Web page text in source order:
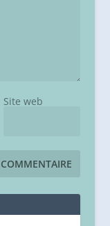
Site web